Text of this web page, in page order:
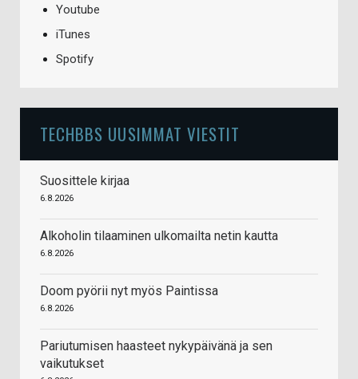
Youtube
iTunes
Spotify
TECHBBS UUSIMMAT VIESTIT
Suosittele kirjaa
6.8.2026
Alkoholin tilaaminen ulkomailta netin kautta
6.8.2026
Doom pyörii nyt myös Paintissa
6.8.2026
Pariutumisen haasteet nykypäivänä ja sen
vaikutukset